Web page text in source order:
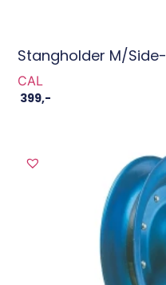
Stangholder M/
CAL
399,-